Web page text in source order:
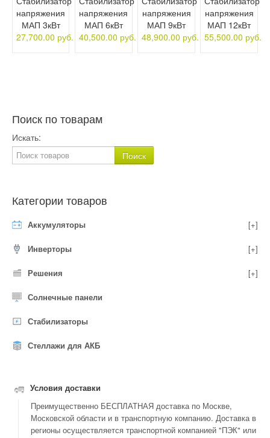
напряжения
МАП 3кВт
27,700.00 руб.
напряжения
МАП 6кВт
40,500.00 руб.
напряжения
МАП 9кВт
48,900.00 руб.
напряжения
МАП 12кВт
55,500.00 руб.
Поиск по товарам
Искать:
Категории товаров
Аккумуляторы [+]
Инверторы [+]
Решения [+]
Солнечные панели
Стабилизаторы
Стеллажи для АКБ
Условия доставки
Преимущественно БЕСПЛАТНАЯ доставка по Москве,
Московской области и в транспортную компанию. Доставка в
регионы осуществляется транспортной компанией "ПЭК" или